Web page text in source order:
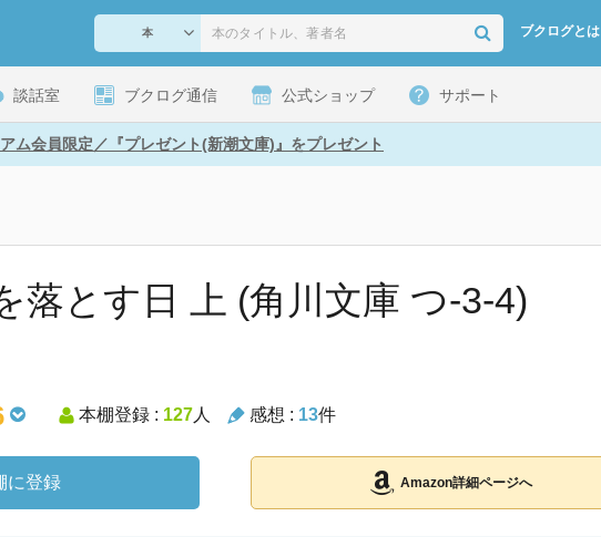
ブクログとは
談話室 ブクログ通信 公式ショップ サポート
ム会員限定／『プレゼント(新潮文庫)』をプレゼント
落とす日 上 (角川文庫 つ-3-4)
本棚登録 : 127人 感想 : 13件
に登録 Amazon詳細ページへ